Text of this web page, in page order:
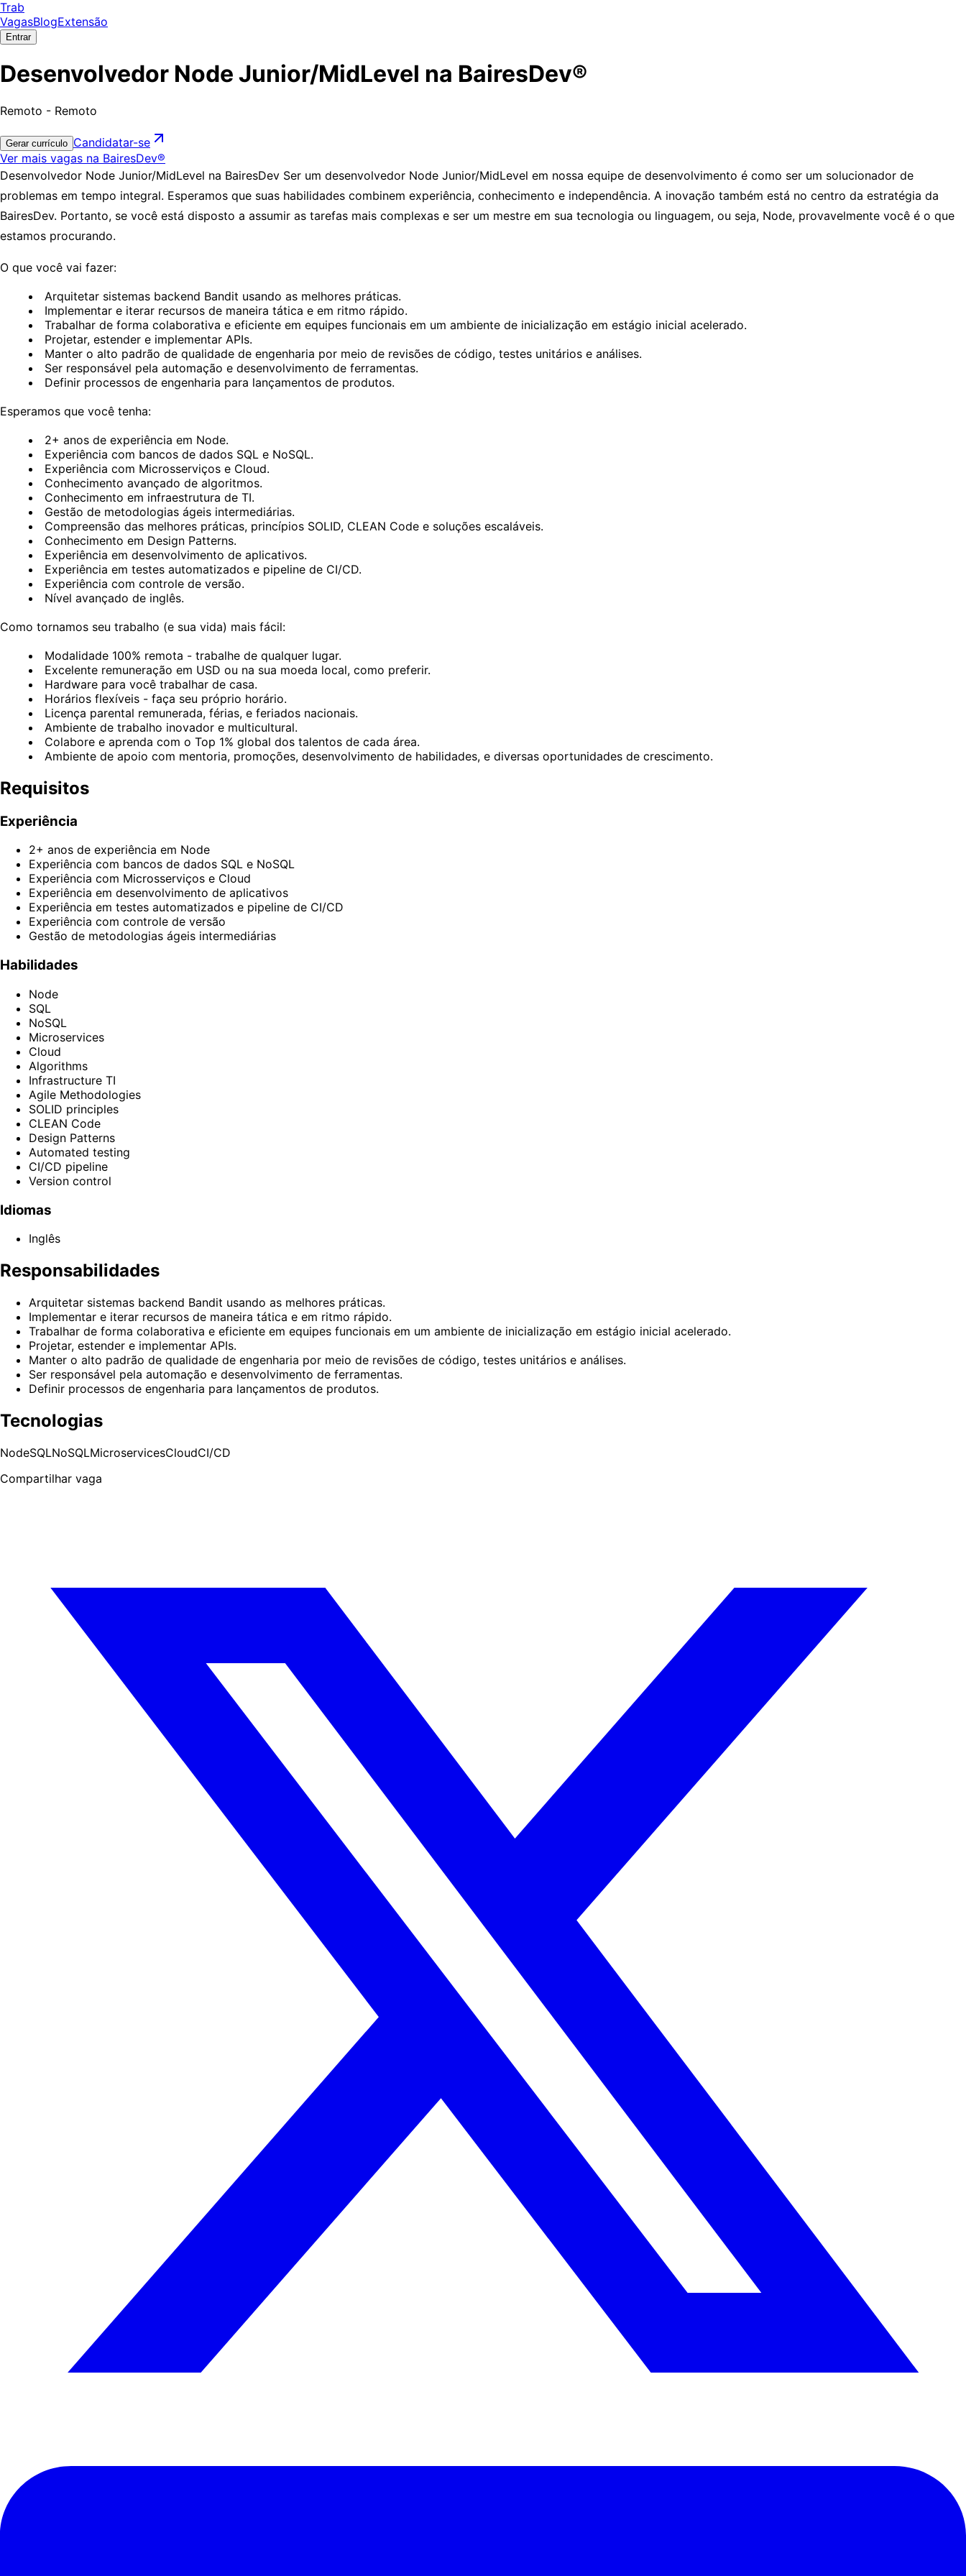
Trab
VagasBlogExtensão
Entrar
Desenvolvedor Node Junior/MidLevel na BairesDev®
Remoto - Remoto
Gerar currículo Candidatar-se
Ver mais vagas na BairesDev®
Desenvolvedor Node Junior/MidLevel na BairesDev Ser um desenvolvedor Node Junior/MidLevel em nossa equipe de desenvolvimento é como ser um solucionador de
problemas em tempo integral. Esperamos que suas habilidades combinem experiência, conhecimento e independência. A inovação também está no centro da estratégia da
BairesDev. Portanto, se você está disposto a assumir as tarefas mais complexas e ser um mestre em sua tecnologia ou linguagem, ou seja, Node, provavelmente você é o que
estamos procurando.
O que você vai fazer:
Arquitetar sistemas backend Bandit usando as melhores práticas.
Implementar e iterar recursos de maneira tática e em ritmo rápido.
Trabalhar de forma colaborativa e eficiente em equipes funcionais em um ambiente de inicialização em estágio inicial acelerado.
Projetar, estender e implementar APIs.
Manter o alto padrão de qualidade de engenharia por meio de revisões de código, testes unitários e análises.
Ser responsável pela automação e desenvolvimento de ferramentas.
Definir processos de engenharia para lançamentos de produtos.
Esperamos que você tenha:
2+ anos de experiência em Node.
Experiência com bancos de dados SQL e NoSQL.
Experiência com Microsserviços e Cloud.
Conhecimento avançado de algoritmos.
Conhecimento em infraestrutura de TI.
Gestão de metodologias ágeis intermediárias.
Compreensão das melhores práticas, princípios SOLID, CLEAN Code e soluções escaláveis.
Conhecimento em Design Patterns.
Experiência em desenvolvimento de aplicativos.
Experiência em testes automatizados e pipeline de CI/CD.
Experiência com controle de versão.
Nível avançado de inglês.
Como tornamos seu trabalho (e sua vida) mais fácil:
Modalidade 100% remota - trabalhe de qualquer lugar.
Excelente remuneração em USD ou na sua moeda local, como preferir.
Hardware para você trabalhar de casa.
Horários flexíveis - faça seu próprio horário.
Licença parental remunerada, férias, e feriados nacionais.
Ambiente de trabalho inovador e multicultural.
Colabore e aprenda com o Top 1% global dos talentos de cada área.
Ambiente de apoio com mentoria, promoções, desenvolvimento de habilidades, e diversas oportunidades de crescimento.
Requisitos
Experiência
2+ anos de experiência em Node
Experiência com bancos de dados SQL e NoSQL
Experiência com Microsserviços e Cloud
Experiência em desenvolvimento de aplicativos
Experiência em testes automatizados e pipeline de CI/CD
Experiência com controle de versão
Gestão de metodologias ágeis intermediárias
Habilidades
Node
SQL
NoSQL
Microservices
Cloud
Algorithms
Infrastructure TI
Agile Methodologies
SOLID principles
CLEAN Code
Design Patterns
Automated testing
CI/CD pipeline
Version control
Idiomas
Inglês
Responsabilidades
Arquitetar sistemas backend Bandit usando as melhores práticas.
Implementar e iterar recursos de maneira tática e em ritmo rápido.
Trabalhar de forma colaborativa e eficiente em equipes funcionais em um ambiente de inicialização em estágio inicial acelerado.
Projetar, estender e implementar APIs.
Manter o alto padrão de qualidade de engenharia por meio de revisões de código, testes unitários e análises.
Ser responsável pela automação e desenvolvimento de ferramentas.
Definir processos de engenharia para lançamentos de produtos.
Tecnologias
NodeSQLNoSQLMicroservicesCloudCI/CD
Compartilhar vaga